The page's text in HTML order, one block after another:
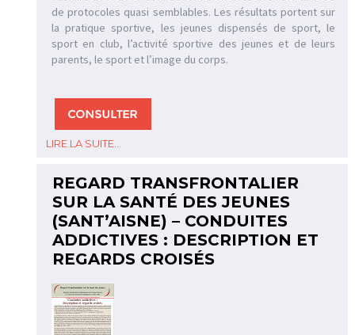
de protocoles quasi semblables. Les résultats portent sur
la pratique sportive, les jeunes dispensés de sport, le
sport en club, l’activité sportive des jeunes et de leurs
parents, le sport et l’image du corps.
LIRE LA SUITE...
REGARD TRANSFRONTALIER
SUR LA SANTÉ DES JEUNES
(SANT’AISNE) – CONDUITES
ADDICTIVES : DESCRIPTION ET
REGARDS CROISÉS